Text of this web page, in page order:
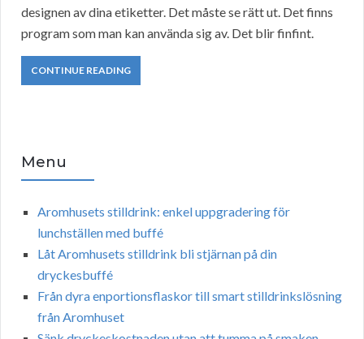
designen av dina etiketter. Det måste se rätt ut. Det finns
program som man kan använda sig av. Det blir finfint.
CONTINUE READING
Menu
Aromhusets stilldrink: enkel uppgradering för
lunchställen med buffé
Låt Aromhusets stilldrink bli stjärnan på din
dryckesbuffé
Från dyra enportionsflaskor till smart stilldrinkslösning
från Aromhuset